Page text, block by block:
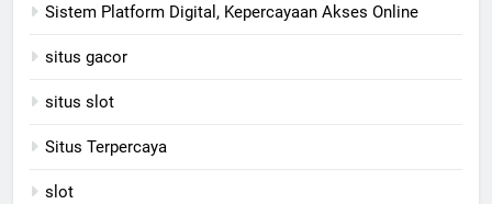
Sistem Platform Digital, Kepercayaan Akses Online
situs gacor
situs slot
Situs Terpercaya
slot